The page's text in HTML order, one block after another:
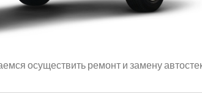
осуществить ремонт и замену